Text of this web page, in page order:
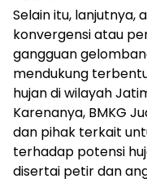
Selain itu, lanjutnya,
konvergensi atau
gangguan
mendukung
hujan di wilayah
Karenanya, BMKG
dan pihak terkait
terhadap potensi
disertai petir dan